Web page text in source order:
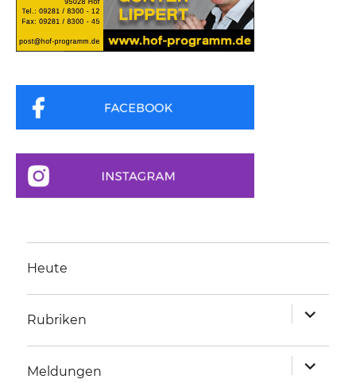
Heute
Rubriken
anzeigen
Meldungen
anzeigen